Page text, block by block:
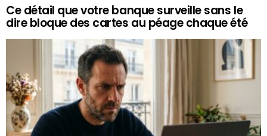
Ce détail que votre banque surveille sans le
dire bloque des cartes au péage chaque été